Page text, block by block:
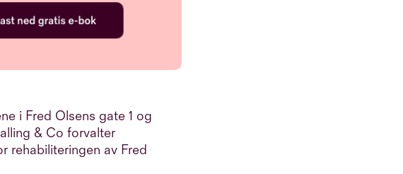
i Fred Olsens gate 1 og
& Co forvalter
rehabiliteringen av Fred